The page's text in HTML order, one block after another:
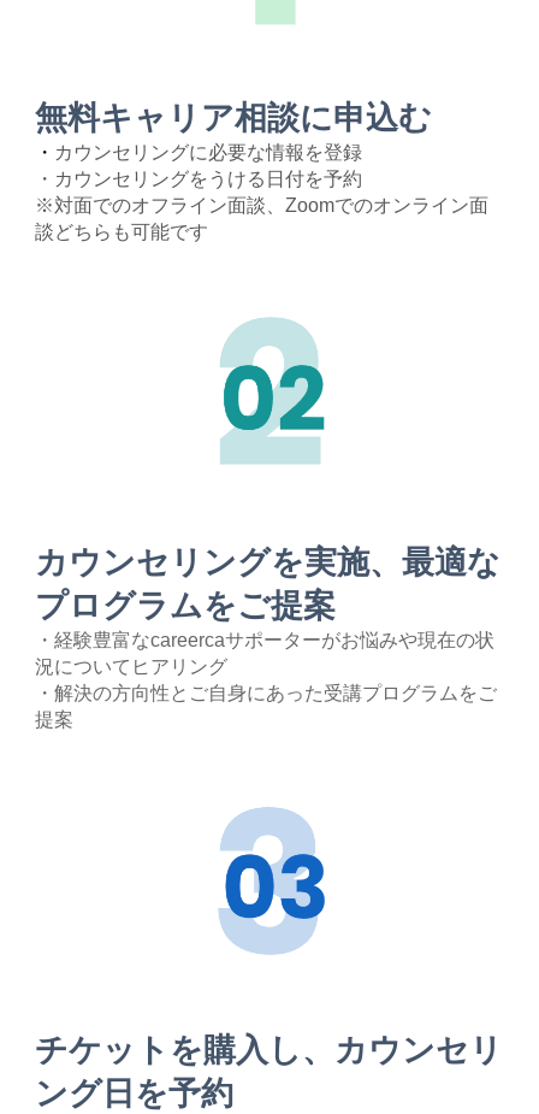
無料キャリア相談に申込む
・ カウンセリングに必要な情報を登録
・カウンセリングをうける日付を予約
※対面でのオフライン面談、Zoomでのオンライン面
談どちらも可能です
カウンセリングを実施、最適な
プログラムをご提案
・経験豊富なcareercaサポーターがお悩みや現在の状
況についてヒアリング
・解決の方向性とご自身にあった受講プログラムをご
提案
チケットを購入し 、 カウンセリ
ング日を予約